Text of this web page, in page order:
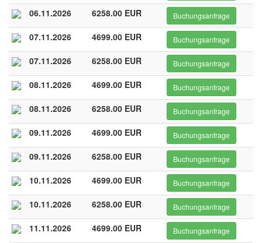
06.11.2026 6258.00 EUR Buchungsanfrage
07.11.2026 4699.00 EUR Buchungsanfrage
07.11.2026 6258.00 EUR Buchungsanfrage
08.11.2026 4699.00 EUR Buchungsanfrage
08.11.2026 6258.00 EUR Buchungsanfrage
09.11.2026 4699.00 EUR Buchungsanfrage
09.11.2026 6258.00 EUR Buchungsanfrage
10.11.2026 4699.00 EUR Buchungsanfrage
10.11.2026 6258.00 EUR Buchungsanfrage
11.11.2026 4699.00 EUR Buchungsanfrage